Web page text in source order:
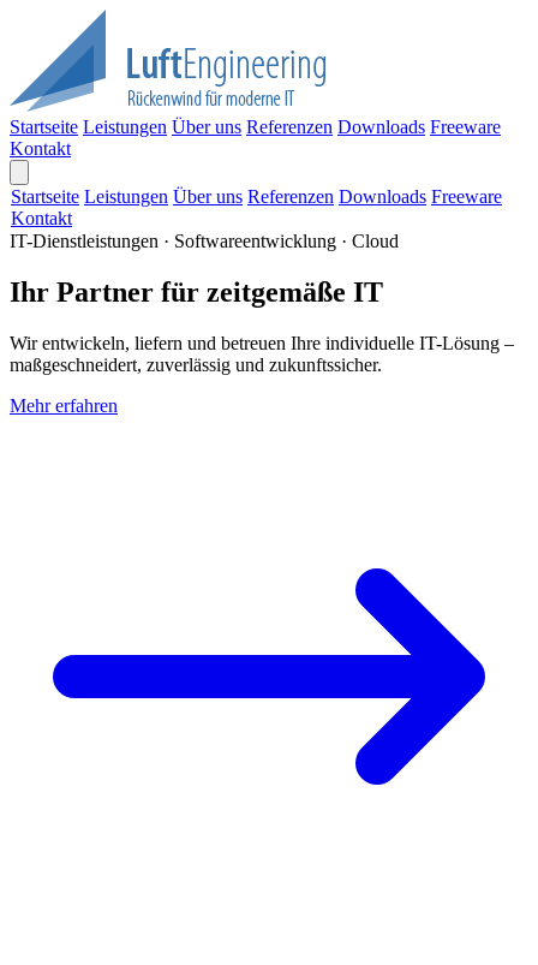
Startseite Leistungen Über uns Referenzen Downloads Freeware
Kontakt
Startseite Leistungen Über uns Referenzen Downloads Freeware
Kontakt
IT-Dienstleistungen · Softwareentwicklung · Cloud
Ihr Partner für zeitgemäße IT
Wir entwickeln, liefern und betreuen Ihre individuelle IT-Lösung –
maßgeschneidert, zuverlässig und zukunftssicher.
Mehr erfahren